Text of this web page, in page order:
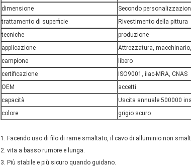
dimensione
Secondo
trattamento di superficie
Rivestimento della pittura
tecniche
produzione
applicazione
Attrezzatura,
campione
libero
certificazione
ISO9001, iIac-MRA, CNAS
OEM
accetti
capacità
Uscita annuale 500000
colore
grigio scuro
1. Facendo uso di filo di rame smaltato, il cavo di alluminio non
2. vita a basso rumore e lunga.
3. Più stabile e più sicuro quando guidano.